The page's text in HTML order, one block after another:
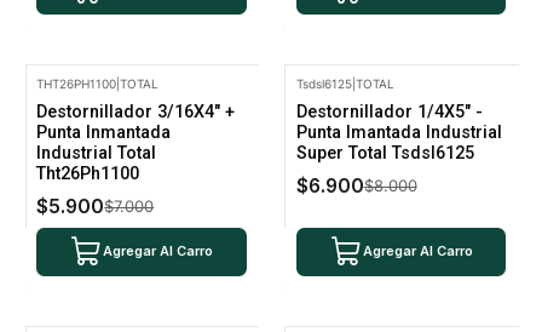
THT26PH1100 |TOTAL
Destornillador 3/16X4" +
Punta Inmantada
Industrial Total
Tht26Ph1100
$5.900$7.000
Agregar Al Carro
Tsdsl6125| TOTAL
Destornillador 1/4X5" -
Punta Imantada Industrial
Super Total Tsdsl6125
$6.900$8.000
Agregar Al Carro